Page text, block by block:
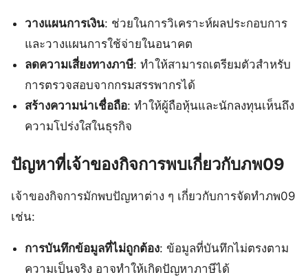
วางแผนการเงิน: ช่วยในการวิเคราะห์ผลประกอบการ
และวางแผนการใช้จ่ายในอนาคต
ลดความเสี่ยงทางภาษี: ทำให้สามารถเตรียมตัวสำหรับ
การตรวจสอบจากกรมสรรพากรได้
สร้างความน่าเชื่อถือ: ทำให้ผู้ถือหุ้นและนักลงทุนเห็นถึง
ความโปร่งใสในธุรกิจ
ปัญหาที่เจ้าของกิจการพบเกี่ยวกับภพ09
เจ้าของกิจการมักพบปัญหาต่าง ๆ เกี่ยวกับการจัดทำภพ09
เช่น:
การบันทึกข้อมูลที่ไม่ถูกต้อง: ข้อมูลที่บันทึกไม่ตรงตาม
ความเป็นจริง อาจทำให้เกิดปัญหาภาษีได้